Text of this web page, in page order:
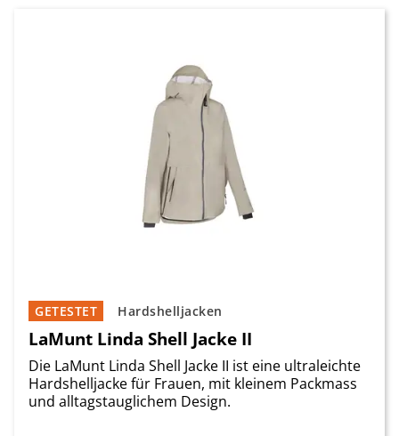
Hardshelljacken
GETESTET
LaMunt Linda Shell Jacke II
Die LaMunt Linda Shell Jacke II ist eine ultraleichte
Hardshelljacke für Frauen, mit kleinem Packmass
und alltagstauglichem Design.